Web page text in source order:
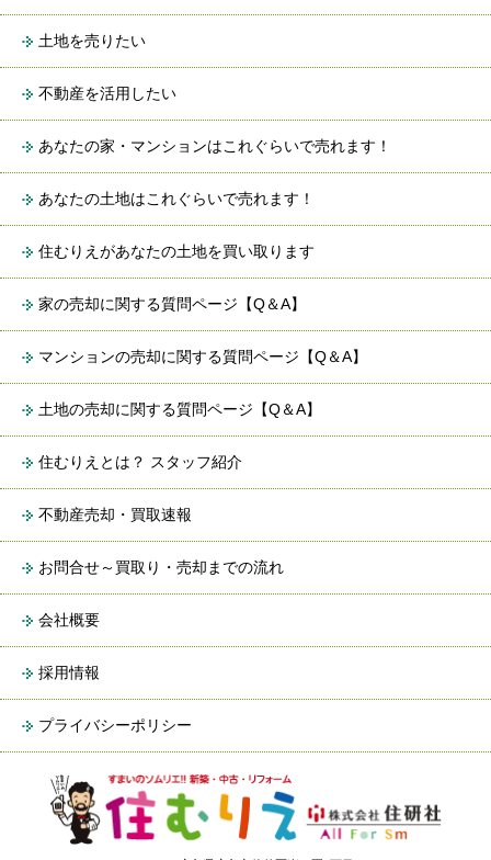
土地を売りたい
不動産を活用したい
あなたの家・マンションはこれぐらいで売れます！
あなたの土地はこれぐらいで売れます！
住むりえがあなたの土地を買い取ります
家の売却に関する質問ページ【Q＆A】
マンションの売却に関する質問ページ【Q＆A】
土地の売却に関する質問ページ【Q＆A】
住むりえとは？ スタッフ紹介
不動産売却・買取速報
お問合せ～買取り・売却までの流れ
会社概要
採用情報
プライバシーポリシー